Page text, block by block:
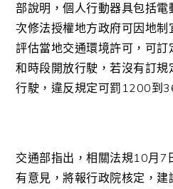
部說明，個人行動器具包括
次修法授權地方政府可因地
評估當地交通環境許可，可
和時段開放行駛，若沒有訂
行駛，違反規定可罰1200到
交通部指出，相關法規10月7
有意見，將報行政院核定，